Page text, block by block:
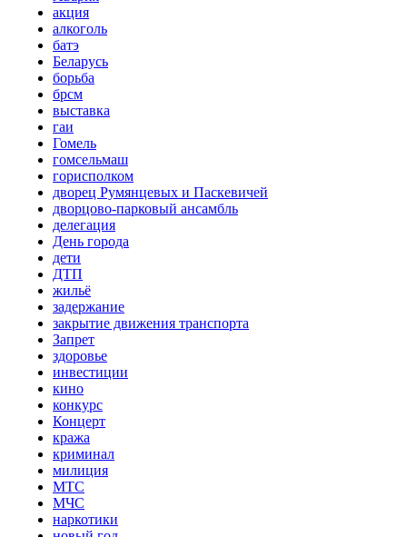
акция
алкоголь
батэ
Беларусь
борьба
брсм
выставка
гаи
Гомель
гомсельмаш
горисполком
дворец Румянцевых и Паскевичей
дворцово-парковый ансамбль
делегация
День города
дети
ДТП
жильё
задержание
закрытие движения транспорта
Запрет
здоровье
инвестиции
кино
конкурс
Концерт
кража
криминал
милиция
МТС
МЧС
наркотики